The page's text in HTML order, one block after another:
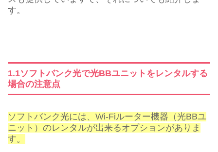
す。
1.1ソフトバンク光で光BBユニットをレンタルする
場合の注意点
ソフトバンク光には、Wi-Fiルーター機器（光BBユ
ニット）のレンタルが出来るオプションがありま
す。